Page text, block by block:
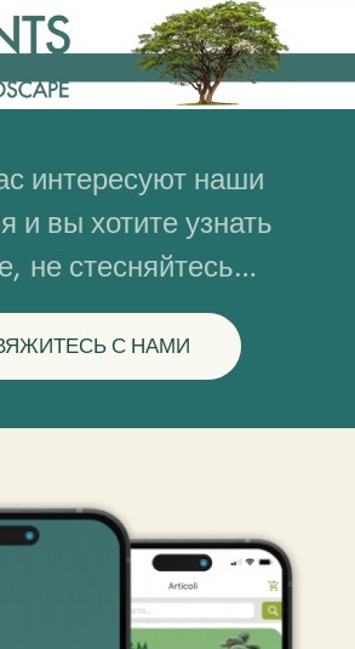
интересуют наши
и вы хотите узнать
не стесняйтесь…
С НАМИ